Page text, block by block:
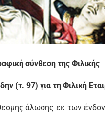
σύνθεση της Φιλικής
(τ. 97) για τη Φιλική
άλωσης εκ των